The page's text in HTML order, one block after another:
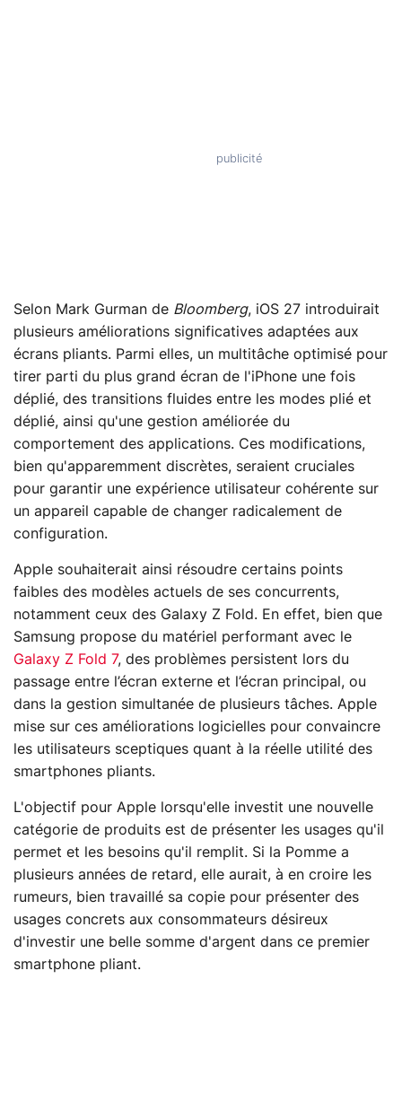
Selon Mark Gurman de Bloomberg, iOS 27 introduirait
plusieurs améliorations significatives adaptées aux
écrans pliants. Parmi elles, un multitâche optimisé pour
tirer parti du plus grand écran de l'iPhone une fois
déplié, des transitions fluides entre les modes plié et
déplié, ainsi qu'une gestion améliorée du
comportement des applications. Ces modifications,
bien qu'apparemment discrètes, seraient cruciales
pour garantir une expérience utilisateur cohérente sur
un appareil capable de changer radicalement de
configuration.
Apple souhaiterait ainsi résoudre certains points
faibles des modèles actuels de ses concurrents,
notamment ceux des Galaxy Z Fold. En effet, bien que
Samsung propose du matériel performant avec le
Galaxy Z Fold 7, des problèmes persistent lors du
passage entre l’écran externe et l’écran principal, ou
dans la gestion simultanée de plusieurs tâches. Apple
mise sur ces améliorations logicielles pour convaincre
les utilisateurs sceptiques quant à la réelle utilité des
smartphones pliants.
L'objectif pour Apple lorsqu'elle investit une nouvelle
catégorie de produits est de présenter les usages qu'il
permet et les besoins qu'il remplit. Si la Pomme a
plusieurs années de retard, elle aurait, à en croire les
rumeurs, bien travaillé sa copie pour présenter des
usages concrets aux consommateurs désireux
d'investir une belle somme d'argent dans ce premier
smartphone pliant.